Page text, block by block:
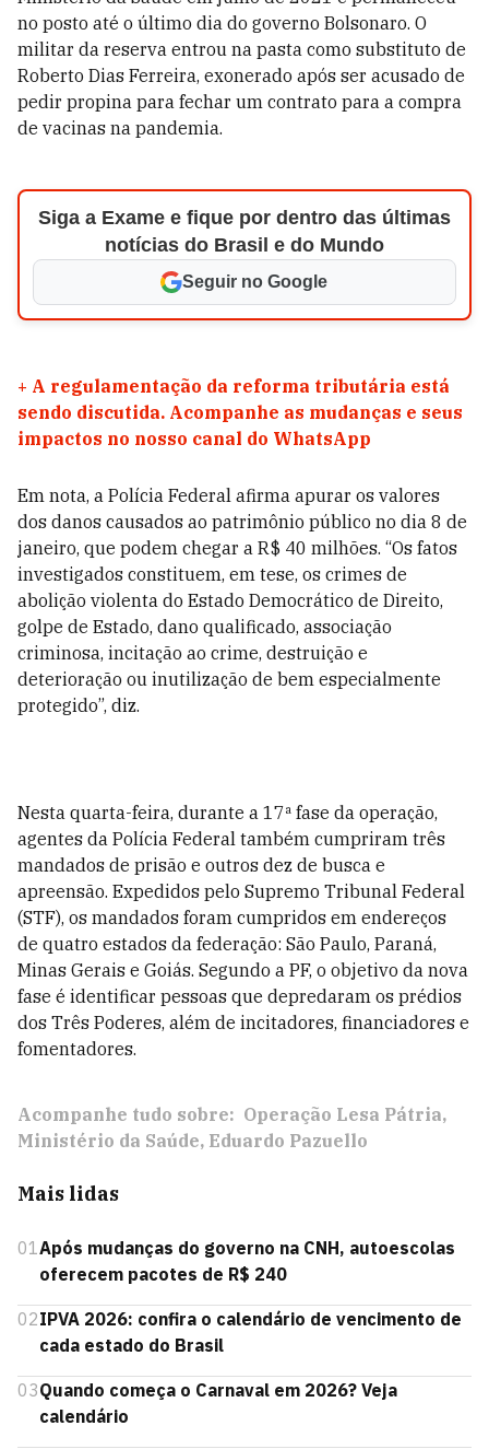
no posto até o último dia do governo Bolsonaro. O
militar da reserva entrou na pasta como substituto de
Roberto Dias Ferreira, exonerado após ser acusado de
pedir propina para fechar um contrato para a compra
de vacinas na pandemia.
Siga a Exame e fique por dentro das últimas
notícias do Brasil e do Mundo
Seguir no Google
+ A regulamentação da reforma tributária está
sendo discutida. Acompanhe as mudanças e seus
impactos no nosso canal do WhatsApp
Em nota, a Polícia Federal afirma apurar os valores
dos danos causados ao patrimônio público no dia 8 de
janeiro, que podem chegar a R$ 40 milhões. “Os fatos
investigados constituem, em tese, os crimes de
abolição violenta do Estado Democrático de Direito,
golpe de Estado, dano qualificado, associação
criminosa, incitação ao crime, destruição e
deterioração ou inutilização de bem especialmente
protegido”, diz.
Nesta quarta-feira, durante a 17ª fase da operação,
agentes da Polícia Federal também cumpriram três
mandados de prisão e outros dez de busca e
apreensão. Expedidos pelo Supremo Tribunal Federal
(STF), os mandados foram cumpridos em endereços
de quatro estados da federação: São Paulo, Paraná,
Minas Gerais e Goiás. Segundo a PF, o objetivo da nova
fase é identificar pessoas que depredaram os prédios
dos Três Poderes, além de incitadores, financiadores e
fomentadores.
Acompanhe tudo sobre: Operação Lesa Pátria
Ministério da Saúde Eduardo Pazuello
Mais lidas
01Após mudanças do governo na CNH, autoescolas
oferecem pacotes de R$ 240
02IPVA 2026: confira o calendário de vencimento de
cada estado do Brasil
03Quando começa o Carnaval em 2026? Veja
calendário